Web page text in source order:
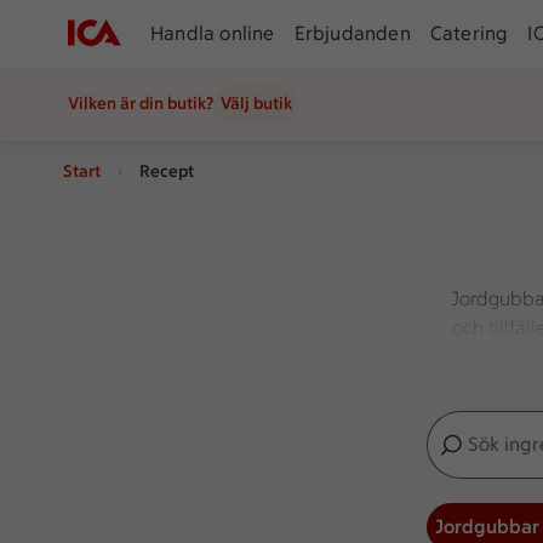
Handla online Erbjudanden Catering
Vilken är din butik? Välj butik
Start Recept
och
het
Sök
Inga förslag
Jordgubbar